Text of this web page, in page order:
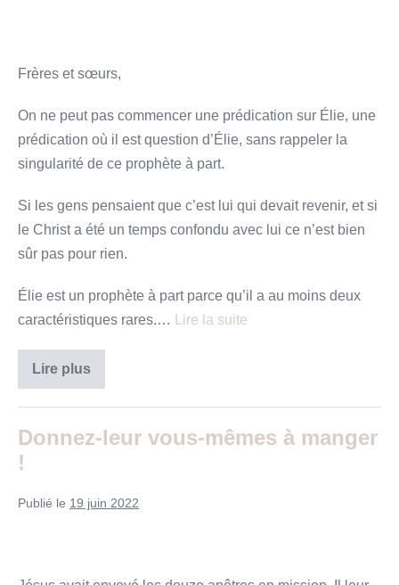
Frères et sœurs,
On ne peut pas commencer une prédication sur Élie, une
prédication où il est question d’Élie, sans rappeler la
singularité de ce prophète à part.
Si les gens pensaient que c’est lui qui devait revenir, et si
le Christ a été un temps confondu avec lui ce n’est bien
sûr pas pour rien.
Élie est un prophète à part parce qu’il a au moins deux
caractéristiques rares.…
Lire la suite
Lire plus«
de
foi
suivre
!
Donnez-leur vous-mêmes à manger
!
Publié le 19 juin 2022